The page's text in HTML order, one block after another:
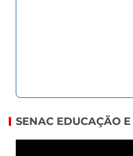
SENAC EDUCAÇÃO